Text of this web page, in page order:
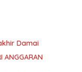
Damai
ANGGARAN